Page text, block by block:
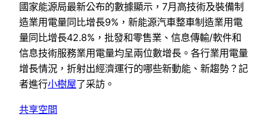
國家能源局最新公布的數據顯示，7月高技術及裝備制
造業用電量同比增長9%，新能源汽車整車制造業用電
量同比增長42.8%，批發和零售業、信息傳輸/軟件和
信息技術服務業用電量均呈兩位數增長。各行業用電量
增長情況，折射出經濟運行的哪些新動能、新趨勢？記
者進行小樹屋了采訪。
共享空間